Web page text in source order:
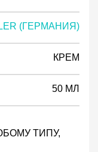
(ГЕРМАНИЯ)
КРЕМ
50 МЛ
ТИПУ,